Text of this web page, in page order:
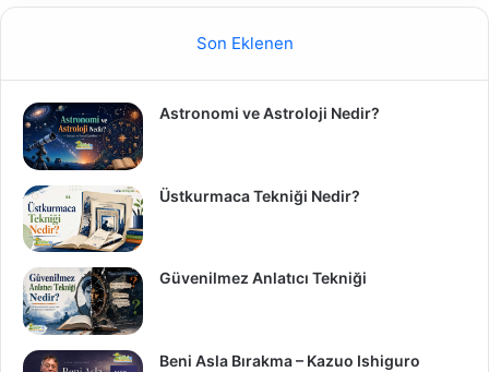
Son Eklenen
Astronomi ve Astroloji Nedir?
Üstkurmaca Tekniği Nedir?
Güvenilmez Anlatıcı Tekniği
Beni Asla Bırakma – Kazuo Ishiguro